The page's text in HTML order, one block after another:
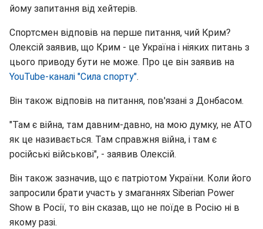
йому запитання від хейтерів.
Спортсмен відповів на перше питання, чий Крим?
Олексій заявив, що Крим - це Україна і ніяких питань з
цього приводу бути не може. Про це він заявив на
YouTube-каналі "Сила спорту".
Він також відповів на питання, пов'язані з Донбасом.
"Там є війна, там давним-давно, на мою думку, не АТО
як це називається. Там справжня війна, і там є
російські військові", - заявив Олексій.
Він також зазначив, що є патріотом України. Коли його
запросили брати участь у змаганнях Siberian Power
Show в Росії, то він сказав, що не поїде в Росію ні в
якому разі.